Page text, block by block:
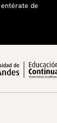
de